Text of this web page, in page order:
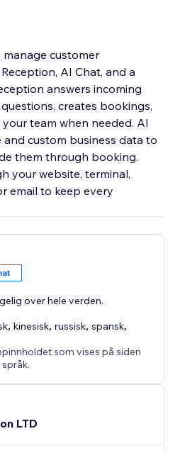
customer
AI Chat, and a
answers incoming
creates bookings,
team when needed. AI
custom business data to
them through booking.
your website, terminal,
email to keep every
over hele verden.
,kinesisk,russisk,spansk,
som vises på siden
LTD